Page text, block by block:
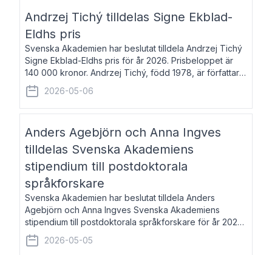
Andrzej Tichý tilldelas Signe Ekblad-
Eldhs pris
Svenska Akademien har beslutat tilldela Andrzej Tichý
Signe Ekblad-Eldhs pris för år 2026. Prisbeloppet är
140 000 kronor. Andrzej Tichý, född 1978, är författare
och kulturskribent. Han debuterade 2005 med den
lovordade romanen Sex liter l
2026-05-06
Anders Agebjörn och Anna Ingves
tilldelas Svenska Akademiens
stipendium till postdoktorala
språkforskare
Svenska Akademien har beslutat tilldela Anders
Agebjörn och Anna Ingves Svenska Akademiens
stipendium till postdoktorala språkforskare för år 2026.
Stipendiebeloppet är 75 000 kronor per mottagare.
Anders Agebjörn, född 1984, är universitet
2026-05-05